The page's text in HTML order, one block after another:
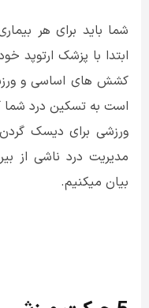
شما باید برای هر
ابتدا با پزشک ارتوپد
کشش های اساسی و
ورزشی برای دیسک
مدیریت درد ناشی از
بیان میکنیم.